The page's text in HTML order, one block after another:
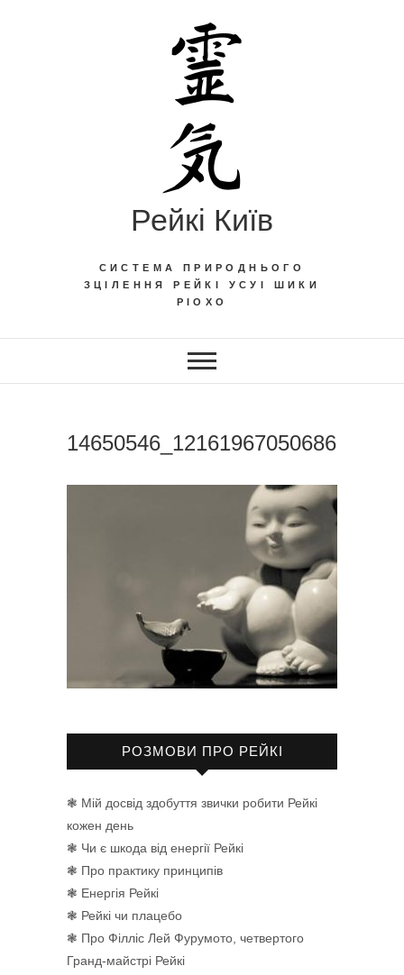
Рейкі Київ
СИСТЕМА ПРИРОДНЬОГО
ЗЦІЛЕННЯ РЕЙКІ УСУІ ШИКИ
РІОХО
РОЗМОВИ ПРО РЕЙКІ
❃ Мій досвід здобуття звички робити Рейкі
кожен день
❃ Чи є шкода від енергії Рейкі
❃ Про практику принципів
❃ Енергія Рейкі
❃ Рейкі чи плацебо
❃ Про Філліс Лей Фурумото, четвертого
Гранд-майстрі Рейкі